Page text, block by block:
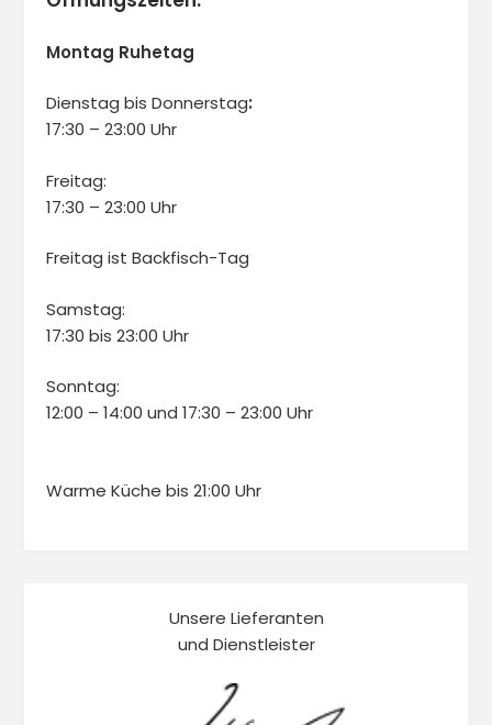
Montag Ruhetag
Dienstag bis Donnerstag:
17:30 – 23:00 Uhr
Freitag:
17:30 – 23:00 Uhr
Freitag ist Backfisch-Tag
Samstag:
17:30 bis 23:00 Uhr
Sonntag:
12:00 – 14:00 und 17:30 – 23:00 Uhr
Warme Küche bis 21:00 Uhr
Unsere Lieferanten
und Dienstleister